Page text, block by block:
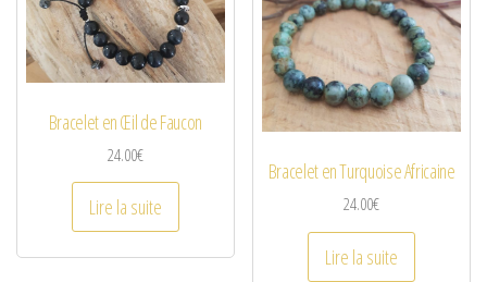
Bracelet en Œil de Faucon
24.00€
Lire la suite
Bracelet en Turquoise Africaine
24.00€
Lire la suite